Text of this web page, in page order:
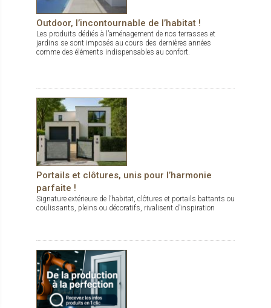
Outdoor, l’incontournable de l’habitat !
Les produits dédiés à l’aménagement de nos terrasses et
jardins se sont imposés au cours des dernières années
comme des éléments indispensables au confort.
Portails et clôtures, unis pour l’harmonie
parfaite !
Signature extérieure de l’habitat, clôtures et portails battants ou
coulissants, pleins ou décoratifs, rivalisent d’inspiration